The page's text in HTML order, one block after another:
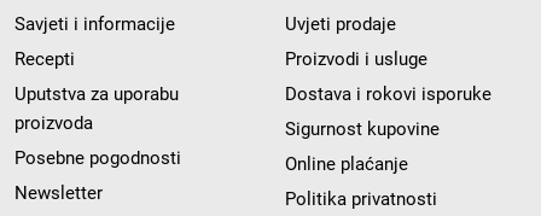
Savjeti i informacije
Recepti
Uputstva za uporabu
proizvoda
Posebne pogodnosti
Newsletter
Uvjeti prodaje
Proizvodi i usluge
Dostava i rokovi isporuke
Sigurnost kupovine
Online plaćanje
Politika privatnosti